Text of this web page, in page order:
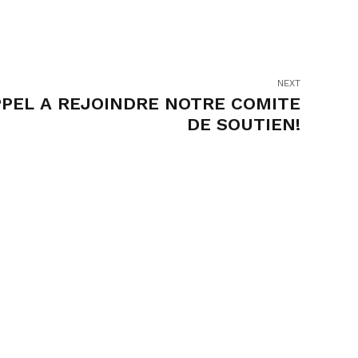
NEXT
A REJOINDRE NOTRE COMITE
DE SOUTIEN!